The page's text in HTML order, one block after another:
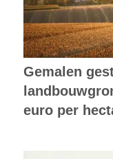
Gemalen
euro per